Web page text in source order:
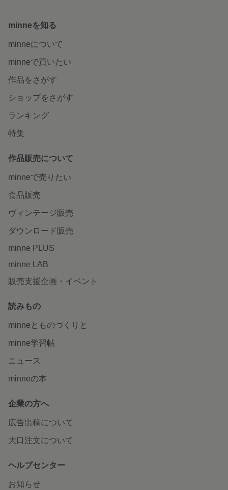
minneを知る
minneについて
minneで買いたい
作品をさがす
ショップをさがす
ランキング
特集
作品販売について
minneで売りたい
食品販売
ヴィンテージ販売
ダウンロード販売
minne PLUS
minne LAB
販売支援企画・イベント
読みもの
minneとものづくりと
minne学習帖
ニュース
minneの本
企業の方へ
広告出稿について
大口注文について
ヘルプセンター
お知らせ